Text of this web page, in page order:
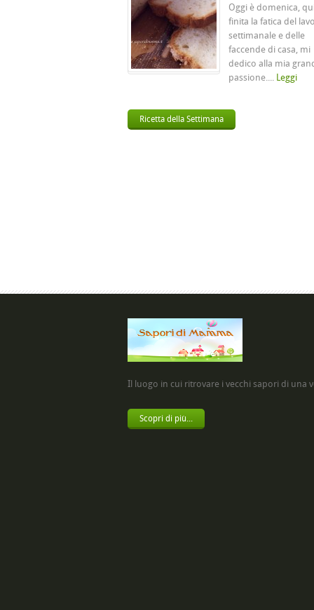
Oggi è domenica,
finita la fatica del
settimanale e delle
faccende di casa, mi
dedico alla mia
passione.... Leggi
Ricetta della Settimana
Il luogo in cui ritrovare i vecchi sapori di una
Scopri di più...